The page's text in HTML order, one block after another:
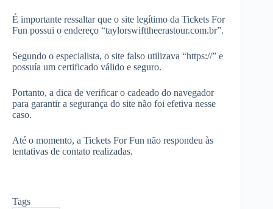
É importante ressaltar que o site legítimo da Tickets For
Fun possui o endereço “taylorswifttheerastour.com.br”.
Segundo o especialista, o site falso utilizava “https://” e
possuía um certificado válido e seguro.
Portanto, a dica de verificar o cadeado do navegador
para garantir a segurança do site não foi efetiva nesse
caso.
Até o momento, a Tickets For Fun não respondeu às
tentativas de contato realizadas.
Tags